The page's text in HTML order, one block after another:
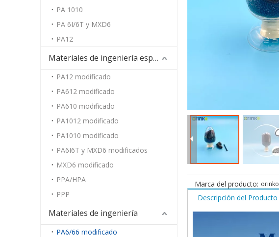
PA 1010
PA 6I/6T y MXD6
PA12
Materiales de ingeniería especiales
PA12 modificado
PA612 modificado
PA610 modificado
PA1012 modificado
PA1010 modificado
PA6I6T y MXD6 modificados
MXD6 modificado
PPA/HPA
PPP
Materiales de ingeniería
PA6/66 modificado
Marca del producto: orinko
Descripción del Producto